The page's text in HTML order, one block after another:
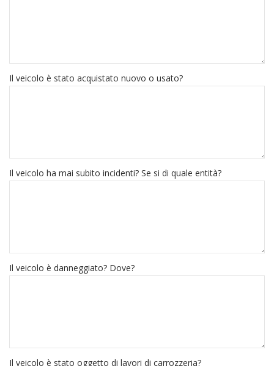
Il veicolo è stato acquistato nuovo o usato?
Il veicolo ha mai subito incidenti? Se si di quale entità?
Il veicolo è danneggiato? Dove?
Il veicolo è stato oggetto di lavori di carrozzeria?